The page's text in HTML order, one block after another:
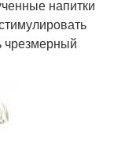
напитки
чрезмерный